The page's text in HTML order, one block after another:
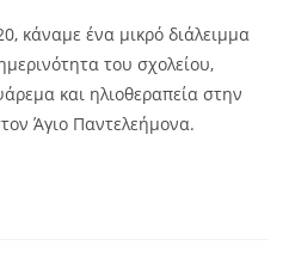
κάναμε ένα μικρό διάλειμμα
του σχολείου,
και ηλιοθεραπεία στην
Άγιο Παντελεήμονα.